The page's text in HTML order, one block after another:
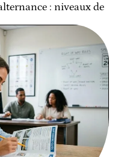
: niveaux de